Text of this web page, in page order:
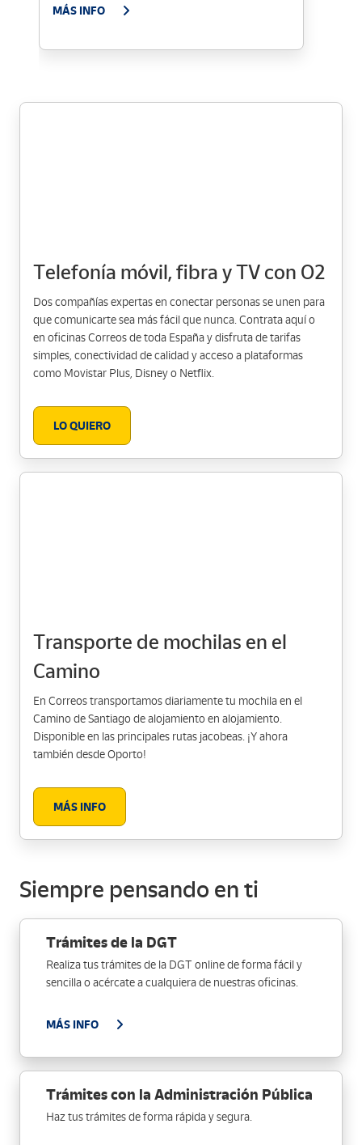
MÁS INFO
Telefonía móvil, fibra y TV con O2
Dos compañías expertas en conectar personas se unen para
que comunicarte sea más fácil que nunca. Contrata aquí o
en oficinas Correos de toda España y disfruta de tarifas
simples, conectividad de calidad y acceso a plataformas
como Movistar Plus, Disney o Netflix.
LO QUIERO
Transporte de mochilas en el
Camino
En Correos transportamos diariamente tu mochila en el
Camino de Santiago de alojamiento en alojamiento.
Disponible en las principales rutas jacobeas. ¡Y ahora
también desde Oporto!
MÁS INFO
Siempre pensando en ti
Trámites de la DGT
Realiza tus trámites de la DGT online de forma fácil y
sencilla o acércate a cualquiera de nuestras oficinas.
MÁS INFO
Trámites con la Administración Pública
Haz tus trámites de forma rápida y segura.